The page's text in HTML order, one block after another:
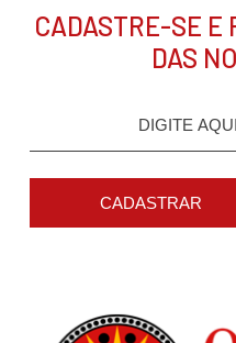
CADASTRE-SE E
DAS
CADASTRAR